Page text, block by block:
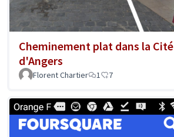
Cheminement plat dans la Cité
d'Angers
Florent Chartier 1 7